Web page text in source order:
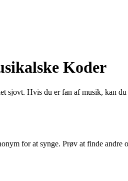
Koder
sjovt. Hvis du er fan af musik, kan
for at synge. Prøv at finde andre